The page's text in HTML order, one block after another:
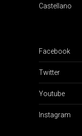
Castellano
Facebook
Twitter
Youtube
Instagram